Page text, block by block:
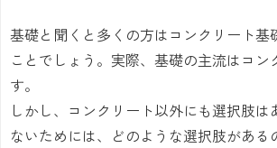
基礎と聞くと多くの方はコンクリート基
ことでしょう。実際、基礎の主流はコン
す。
しかし、コンクリート以外にも選択肢は
ないためには、どのような選択肢がある